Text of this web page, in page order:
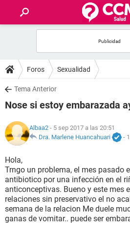
FOROS
SALUD
NUTRICIÓN
BIENESTAR
SEXUALIDAD
GLOSARIO
Foros Sexualidad
Tema Anterior
Nose si estoy embarazada
Albaa2 - 5 sep 2017 a las 20:51
Dra. Marlene Huancahuari
-
Hola,
Trngo un problema, el mes pasado
antibiotico por una infección en el
anticonceptivas. Bueno y este mes
relaciones sin preservativo el no
semana de la relacion Me duele
ganas de vomitar.. puede ser